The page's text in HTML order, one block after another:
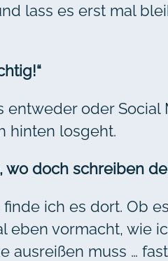
lass es erst mal
oder Social
hinten losgeht.
wo doch schreiben
ich es dort. Ob
eben vormacht, wie
ausreißen muss …